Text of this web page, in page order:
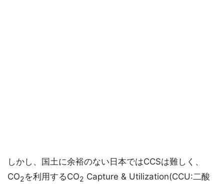
しかし、国土に余裕のない日本ではCCSは難しく、
CO2を利用するCO2 Capture & Utilization(CCU:二酸